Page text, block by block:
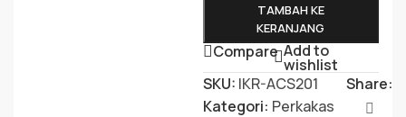
TAMBAH KE
KERANJANG
Compare Add to
wishlist
SKU: IKR-ACS201
Kategori: Perkakas
Share: